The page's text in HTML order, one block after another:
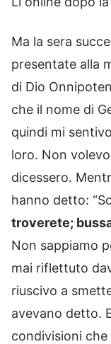
Ma la sera
presentate alla
di Dio
che il nome di
quindi mi
loro. Non
dicessero.
hanno detto:
troverete;
Non sappiamo
mai riflettuto
riuscivo a
avevano detto.
condivisioni